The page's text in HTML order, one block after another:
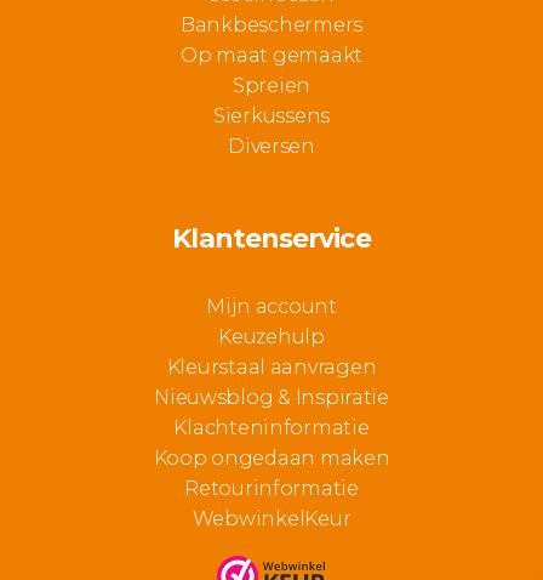
Bankbeschermers
Op maat gemaakt
Spreien
Sierkussens
Diversen
Klantenservice
Mijn account
Keuzehulp
Kleurstaal aanvragen
Nieuwsblog & Inspiratie
Klachteninformatie
Koop ongedaan maken
Retourinformatie
WebwinkelKeur